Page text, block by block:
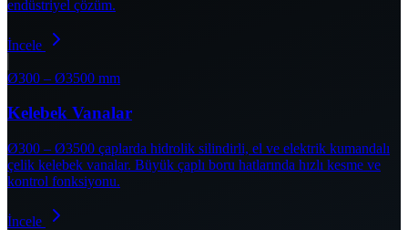
endüstriyel çözüm.
İncele
Ø300 – Ø3500 mm
Kelebek Vanalar
Ø300 – Ø3500 çaplarda hidrolik silindirli, el ve elektrik kumandalı
çelik kelebek vanalar. Büyük çaplı boru hatlarında hızlı kesme ve
kontrol fonksiyonu.
İncele